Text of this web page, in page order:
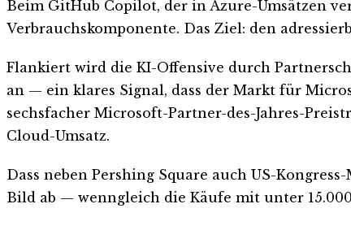
Beim GitHub Copilot, der in Azure-Umsätzen
Verbrauchskomponente. Das Ziel: den
Flankiert wird die KI-Offensive durch
an — ein klares Signal, dass der Markt für
sechsfacher Microsoft-Partner-des-Jahres-
Cloud-Umsatz.
Dass neben Pershing Square auch US-
Bild ab — wenngleich die Käufe mit unter